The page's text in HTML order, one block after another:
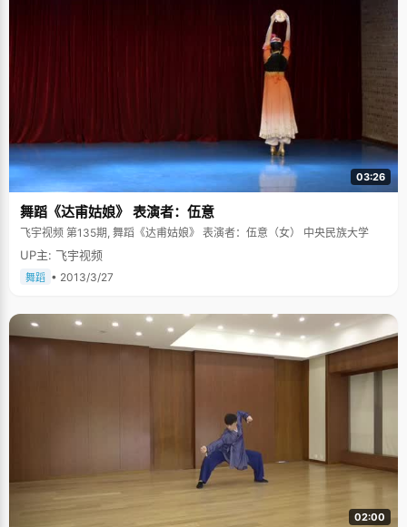
03:26
舞蹈《达甫姑娘》 表演者：伍意
飞宇视频 第135期, 舞蹈《达甫姑娘》 表演者：伍意（女） 中央民族大学
UP主: 飞宇视频
舞蹈 • 2013/3/27
02:00